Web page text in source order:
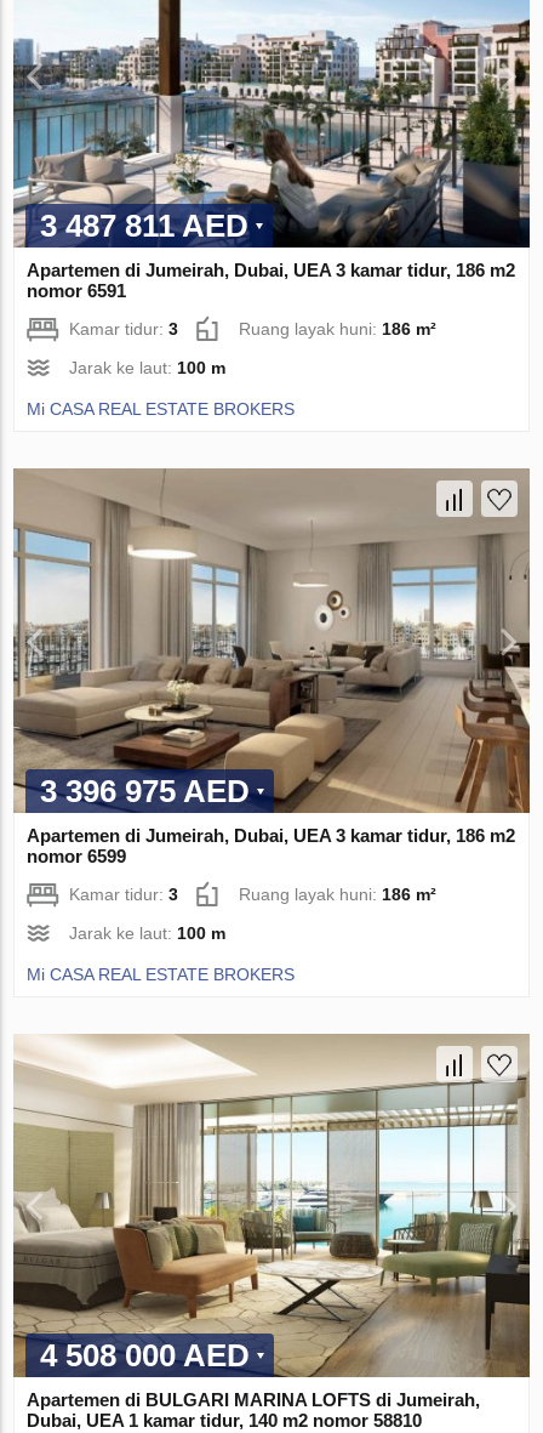
3 487 811 AED
Apartemen di Jumeirah, Dubai, UEA 3 kamar tidur, 186 m2
nomor 6591
Kamar tidur:3 Ruang layak huni: 186 m²
Jarak ke laut: 100 m
Mi CASA REAL ESTATE BROKERS
3 396 975 AED
Apartemen di Jumeirah, Dubai, UEA 3 kamar tidur, 186 m2
nomor 6599
Kamar tidur:3 Ruang layak huni: 186 m²
Jarak ke laut: 100 m
Mi CASA REAL ESTATE BROKERS
4 508 000 AED
Apartemen di BULGARI MARINA LOFTS di Jumeirah,
Dubai, UEA 1 kamar tidur, 140 m2 nomor 58810